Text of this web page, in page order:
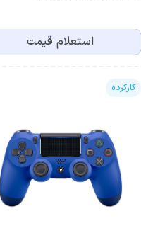
استعلام قیمت
کارکرده